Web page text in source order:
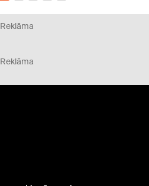
Reklāma
Reklāma